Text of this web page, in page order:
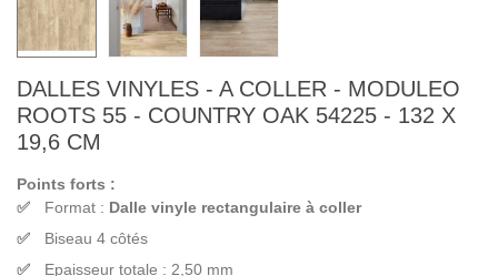
DALLES VINYLES - A COLLER - MODULEO
ROOTS 55 - COUNTRY OAK 54225 - 132 X
19,6 CM
Points forts :
Format : Dalle vinyle rectangulaire à coller
Biseau 4 côtés
Epaisseur totale : 2,50 mm